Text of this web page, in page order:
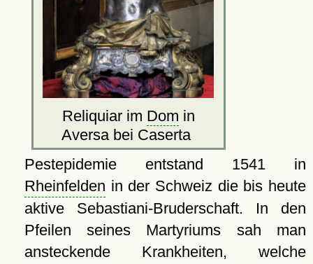
Reliquiar im Dom in
Aversa bei Caserta
Pestepidemie entstand 1541 in
Rheinfelden in der Schweiz die bis heute
aktive Sebastiani-Bruderschaft. In den
Pfeilen seines Martyriums sah man
ansteckende Krankheiten, welche